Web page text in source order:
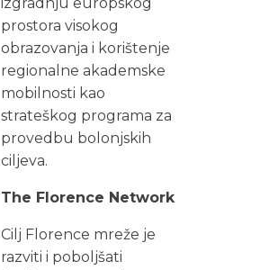
prostora visokog
obrazovanja i korištenje
regionalne akademske
mobilnosti kao
strateškog programa za
provedbu bolonjskih
ciljeva.
The Florence Network
Cilj Florence mreže je
razviti i poboljšati